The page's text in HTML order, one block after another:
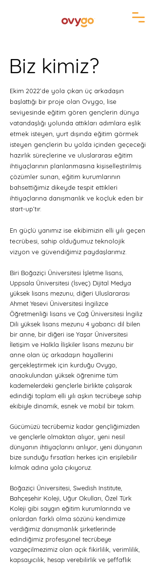
Biz kimiz?
Ekim 2022’de yola çıkan üç arkadaşın
başlattığı bir proje olan Ovygo, lise
seviyesinde eğitim gören gençlerin dünya
vatandaşlığı yolunda attıkları adımlara eşlik
etmek isteyen, yurt dışında eğitim görmek
isteyen gençlerin bu yolda içinden geçeceği
hazırlık süreçlerine ve uluslararası eğitim
ihtiyaçlarının planlanmasına kişiselleştirilmiş
çözümler sunan, eğitim kurumlarının
bahsettiğimiz dikeyde tespit ettikleri
ihtiyaçlarına danışmanlık ve koçluk eden bir
start-up’tır.
En güçlü yanımız ise ekibimizin elli yılı geçen
tecrübesi, sahip olduğumuz teknolojik
vizyon ve güvendiğimiz paydaşlarımız.
Biri Boğaziçi Üniversitesi İşletme lisans,
Uppsala Üniversitesi (İsveç) Dijital Medya
yüksek lisans mezunu, diğeri Uluslararası
Ahmet Yesevi Üniversitesi İngilizce
Öğretmenliği lisans ve Çağ Üniversitesi İngiliz
Dili yüksek lisans mezunu 4 yabancı dil bilen
bir anne, bir diğeri ise Yaşar Üniversitesi
İletişim ve Halkla İlişkiler lisans mezunu bir
anne olan üç arkadaşın hayallerini
gerçekleştirmek için kurduğu Ovygo,
anaokulundan yüksek öğrenime tüm
kademelerdeki gençlerle birlikte çalışarak
edindiği toplam elli yılı aşkın tecrübeye sahip
ekibiyle dinamik, esnek ve mobil bir takım.
Gücümüzü tecrübemiz kadar gençliğimizden
ve gençlerle olmaktan alıyor, yeni nesil
dünyanın ihtiyaçlarını anlıyor, yeni dünyanın
bize sunduğu fırsatları herkes için erişilebilir
kılmak adına yola çıkıyoruz.
Boğaziçi Üniversitesi, Swedish Institute,
Bahçeşehir Koleji, Uğur Okulları, Özel Türk
Koleji gibi saygın eğitim kurumlarında ve
onlardan farklı olma sözünü kendimize
verdiğimiz danışmanlık şirketlerinde
edindiğimiz profesyonel tecrübeye
vazgeçilmezimiz olan açık fikirlilik, verimlilik,
kapsayıcılık, hesap verebilirlik ve şeffaflık